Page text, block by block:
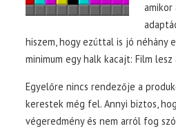
amikor
hiszem, hogy ezúttal is jó néhány
minimum egy halk kacajt: Film lesz
Egyelőre nincs rendezője a
kerestek még fel. Annyi biztos,
végeredmény és nem arról fog